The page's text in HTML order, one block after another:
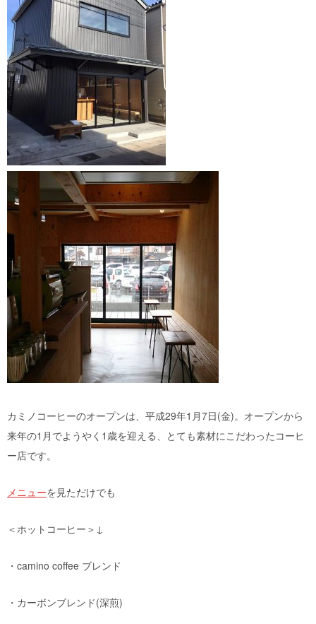
カミノコーヒーのオープンは、平成29年1月7日(金)。オープンから
来年の1月でようやく1歳を迎える、とても素材にこだわったコーヒ
ー店です。
メニューを見ただけでも
＜ホットコーヒー＞↓
・camino coffee ブレンド
・カーボンブレンド(深煎)